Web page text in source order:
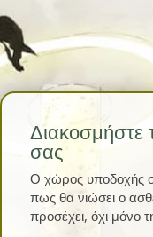
Διακοσμήστε
σας
Ο χώρος υποδοχής
πως θα νιώσει ο
προσέχει, όχι μόνο